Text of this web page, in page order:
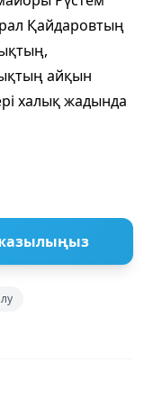
Қайдаровтың
айқын
халық жадында